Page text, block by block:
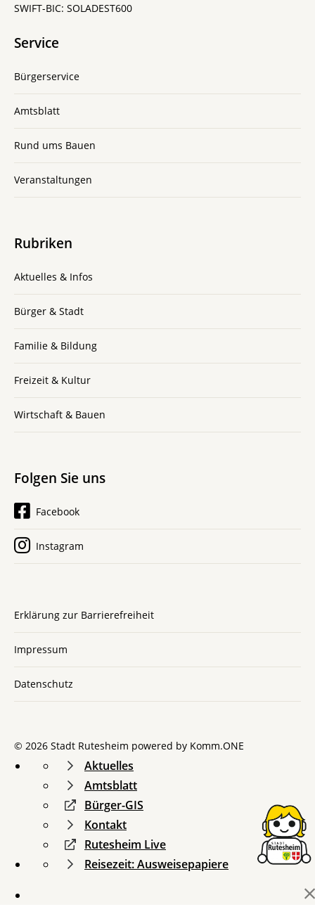
SWIFT-BIC: SOLADEST600
Service
Bürgerservice
Amtsblatt
Rund ums Bauen
Veranstaltungen
Rubriken
Aktuelles & Infos
Bürger & Stadt
Familie & Bildung
Freizeit & Kultur
Wirtschaft & Bauen
Folgen Sie uns
Facebook
Instagram
Erklärung zur Barrierefreiheit
Impressum
Datenschutz
© 2026 Stadt Rutesheim powered by Komm.ONE
Aktuelles
Amtsblatt
Bürger-GIS
Kontakt
Rutesheim Live
Reisezeit: Ausweisepapiere